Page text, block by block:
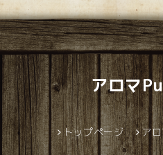
アロマ
トップページ ア